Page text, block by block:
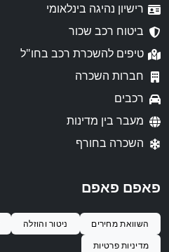
רישיון נהיגה בינלאומי
ביטוח רכב שכור
טיפים להשכרת רכב בחו"ל
חברות השכרה
רכבים
מעבר בין מדינות
השכרה בחורף
פאפם פאפם
השוואת מחירים ניטור והוזלה
מדיניות פרטיות